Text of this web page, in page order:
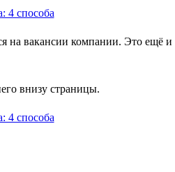
на вакансии компании. Это ещё
внизу страницы.